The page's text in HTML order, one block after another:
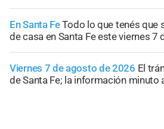
En Santa FeTodo lo que tenés que
de casa en Santa Fe este viernes 7
Viernes 7 de agosto de 2026 El
de Santa Fe; la información minuto